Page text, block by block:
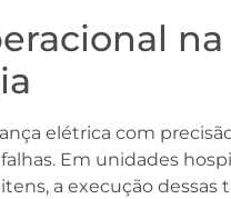
elétrica com
Em unidades
a execução dessas